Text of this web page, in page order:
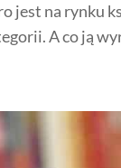
jest na rynku
A co ją